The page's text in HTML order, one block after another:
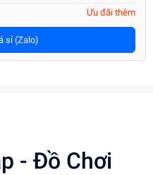
Ưu đãi thêm
sỉ (Zalo)
- Đồ Chơi